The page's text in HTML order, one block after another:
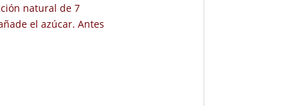
natural de 7
el azúcar. Antes